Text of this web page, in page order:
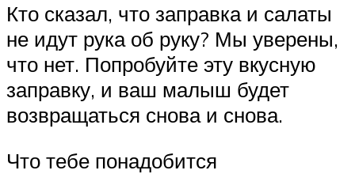
Кто сказал, что заправка и салаты
не идут рука об руку? Мы уверены,
что нет. Попробуйте эту вкусную
заправку, и ваш малыш будет
возвращаться снова и снова.
Что тебе понадобится